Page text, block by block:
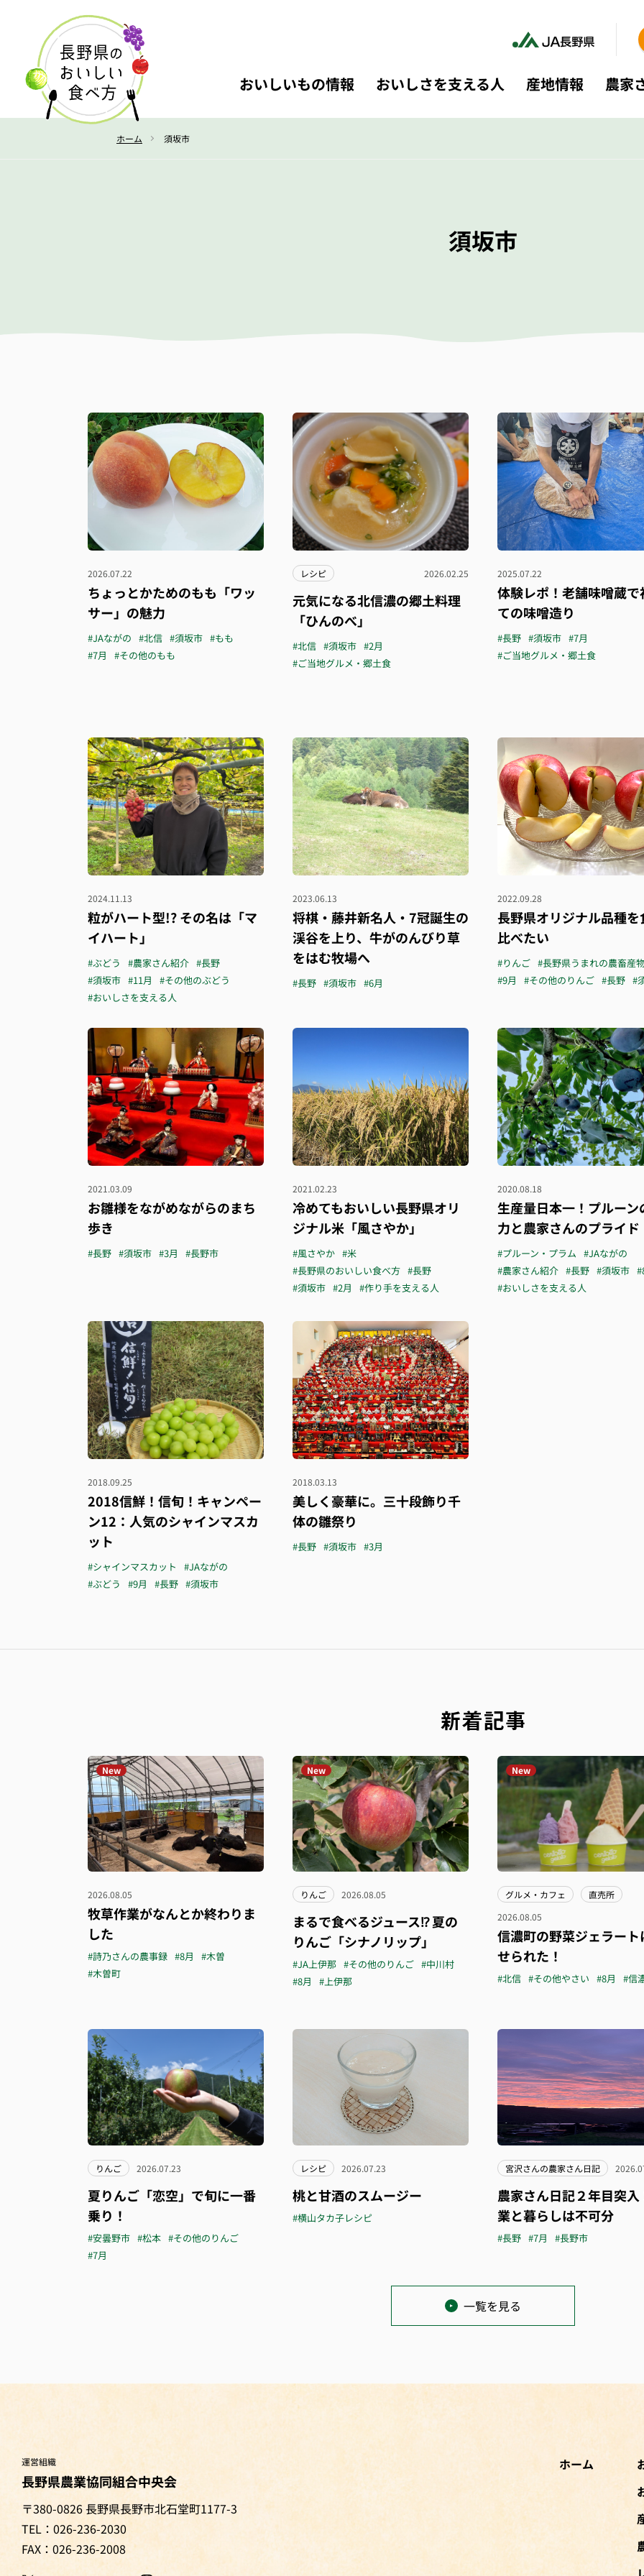
おいしいもの情報 おいしさを支える人 産地情報 農家
ホーム 須坂市
須坂市
2026.07.22
ちょっとかためのもも「ワッ
サー」の魅力
#JAながの #北信 #須坂市 #もも
#7月
#その他のもも
レシピ 2026.02.25
元気になる北信濃の郷土料理
「ひんのべ」
#北信 #須坂市 #2月
#ご当地グルメ・郷土食
2025.07.22
体験レポ！老舗味噌蔵で
ての味噌造り
#長野 #須坂市 #7月
#ご当地グルメ・郷土食
2024.11.13
粒がハート型!? その名は「マ
イハート」
#ぶどう #農家さん紹介 #長野
#須坂市 #11月
#その他のぶどう
#おいしさを支える人
2023.06.13
将棋・藤井新名人・7冠誕生の
渓谷を上り、牛がのんびり草
をはむ牧場へ
#長野 #須坂市 #6月
2022.09.28
長野県オリジナル品種を
比べたい
#りんご #長野県うまれの農畜産
#9月
#その他のりんご #長野 #
2021.03.09
お雛様をながめながらのまち
歩き
#長野 #須坂市 #3月 #長野市
2021.02.23
冷めてもおいしい長野県オリ
ジナル米「風さやか」
#風さやか #米
#長野県のおいしい食べ方 #長野
#須坂市 #2月 #作り手を支える人
2020.08.18
生産量日本一！プルーン
力と農家さんのプライド
#プルーン・プラム #JAながの
#農家さん紹介 #長野 #須坂市
#おいしさを支える人
2018.09.25
2018信鮮！信旬！キャンペー
ン12：人気のシャインマスカ
ット
#シャインマスカット
#JAながの
#ぶどう
#9月 #長野 #須坂市
2018.03.13
美しく豪華に。三十段飾り千
体の雛祭り
#長野 #須坂市 #3月
新着記事
New
2026.08.05
牧草作業がなんとか終わりま
した
#詩乃さんの農事録 #8月
#木曽
#木曽町
New
りんご 2026.08.05
まるで食べるジュース⁉︎ 夏の
りんご「シナノリップ」
#JA上伊那 #その他のりんご #中川村
#8月
#上伊那
New
グルメ・カフェ
直売所
2026.08.05
信濃町の野菜ジェラート
せられた！
#北信 #その他やさい #8月 #信
りんご 2026.07.23
夏りんご「恋空」で旬に一番
乗り！
#安曇野市 #松本 #その他のりんご
#7月
レシピ 2026.07.23
桃と甘酒のスムージー
#横山タカ子レシピ
宮沢さんの農家さん日記
農家さん日記２年目突入
業と暮らしは不可分
#長野 #7月 #長野市
一覧を見る
運営組織
長野県農業協同組合中央会
〒380-0826 長野県長野市北石堂町1177-3
TEL：026-236-2030
FAX：026-236-2008
ホーム